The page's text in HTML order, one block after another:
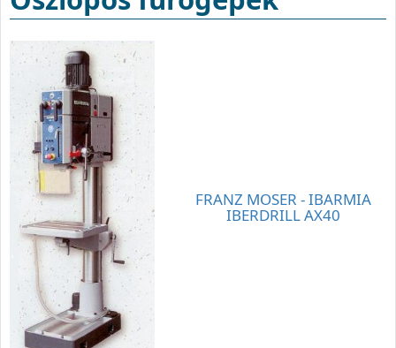
FRANZ MOSER - IBARMIA
IBERDRILL AX40